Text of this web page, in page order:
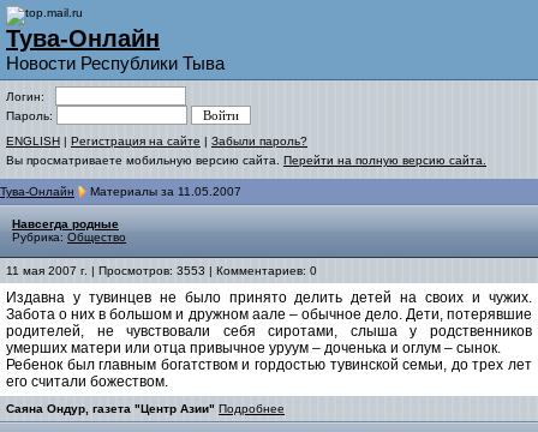
Тува-Онлайн
Новости Республики Тыва
Логин:
Пароль:
ENGLISH | Регистрация на сайте | Забыли пароль?
Вы просматриваете мобильную версию сайта. Перейти на полную версию сайта.
Тува-Онлайн Материалы за 11.05.2007
Навсегда родные
Рубрика: Общество
11 мая 2007 г. | Просмотров: 3553 | Комментариев: 0
Издавна у тувинцев не было принято делить детей на своих и чужих.
Забота о них в большом и дружном аале – обычное дело. Дети, потерявшие
родителей, не чувствовали себя сиротами, слыша у родственников
умерших матери или отца привычное уруум – доченька и оглум – сынок.
Ребенок был главным богатством и гордостью тувинской семьи, до трех лет
его считали божеством.
Саяна Ондур, газета "Центр Азии" Подробнее